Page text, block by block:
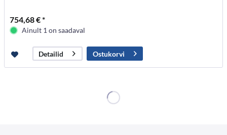
754,68 € *
Ainult 1 on saadaval
Detailid Ostukorvi